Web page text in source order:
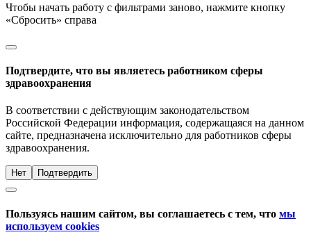
Чтобы начать работу с фильтрами заново, нажмите кнопку
«Сбросить» справа
Подтвердите, что вы являетесь работником сферы
здравоохранения
В соответствии с действующим законодательством
Российской Федерации информация, содержащаяся на данном
сайте, предназначена исключительно для работников сферы
здравоохранения.
Нет Подтвердить
Пользуясь нашим сайтом, вы соглашаетесь с тем, что мы
используем cookies